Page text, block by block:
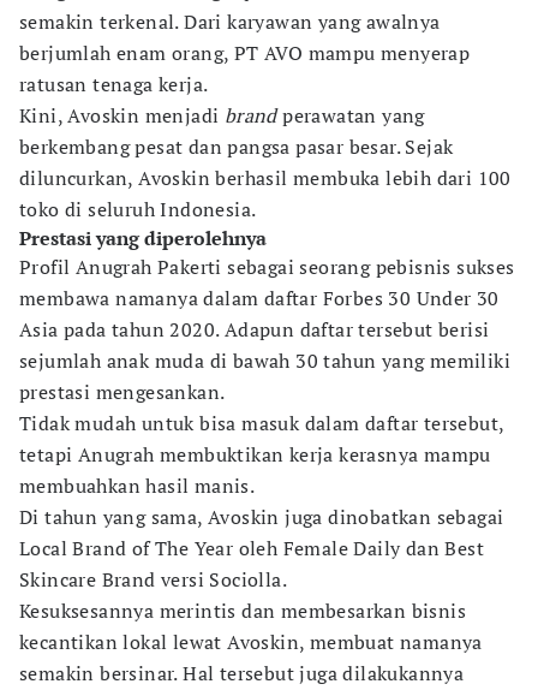
semakin terkenal. Dari karyawan yang awalnya
berjumlah enam orang, PT AVO mampu menyerap
ratusan tenaga kerja.
Kini, Avoskin menjadi brandperawatan yang
berkembang pesat dan pangsa pasar besar. Sejak
diluncurkan, Avoskin berhasil membuka lebih dari 100
toko di seluruh Indonesia.
Prestasi yang diperolehnya
Profil Anugrah Pakerti sebagai seorang pebisnis sukses
membawa namanya dalam daftar Forbes 30 Under 30
Asia pada tahun 2020. Adapun daftar tersebut berisi
sejumlah anak muda di bawah 30 tahun yang memiliki
prestasi mengesankan.
Tidak mudah untuk bisa masuk dalam daftar tersebut,
tetapi Anugrah membuktikan kerja kerasnya mampu
membuahkan hasil manis.
Di tahun yang sama, Avoskin juga dinobatkan sebagai
Local Brand of The Year oleh Female Daily dan Best
Skincare Brand versi Sociolla.
Kesuksesannya merintis dan membesarkan bisnis
kecantikan lokal lewat Avoskin, membuat namanya
semakin bersinar. Hal tersebut juga dilakukannya